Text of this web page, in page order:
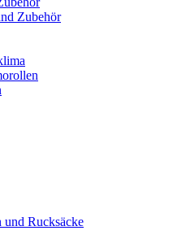
Zubehör
und Rucksäcke